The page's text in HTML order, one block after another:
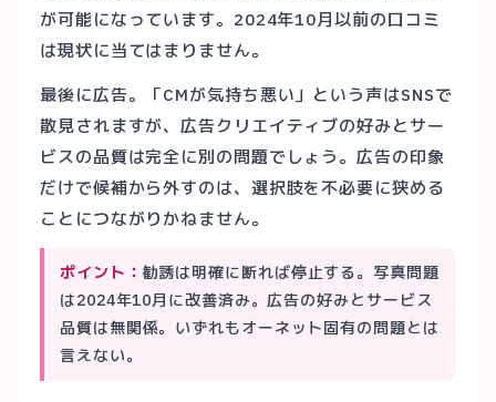
が可能になっています。2024年10月以前の口コミ
は現状に当てはまりません。
最後に広告。「CMが気持ち悪い」という声はSNSで
散見されますが、広告クリエイティブの好みとサー
ビスの品質は完全に別の問題でしょう。広告の印象
だけで候補から外すのは、選択肢を不必要に狭める
ことにつながりかねません。
ポイント： 勧誘は明確に断れば停止する。写真問題
は2024年10月に改善済み。広告の好みとサービス
品質は無関係。いずれもオーネット固有の問題とは
言えない。